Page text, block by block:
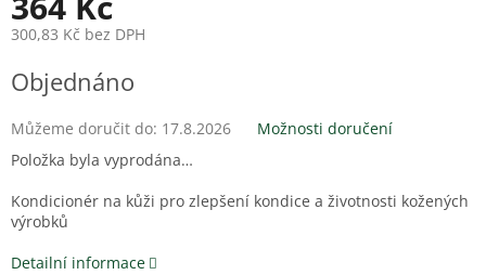
300,83 Kč bez DPH
cena:
Objednáno
Můžeme doručit do: 17.8.2026
Možnosti doručení
Položka byla vyprodána…
Kondicionér na kůži pro zlepšení kondice a životnosti kožených
výrobků
Detailní informace